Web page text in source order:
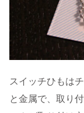
スイッチひもは
と金属で、取り